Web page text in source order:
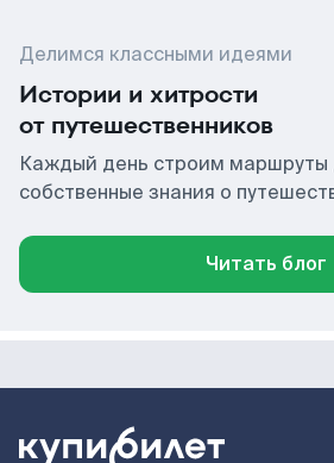
Делимся классными идеями
Истории и хитрости
от путешественников
Каждый день строим маршруты
собственные знания о
Читать блог